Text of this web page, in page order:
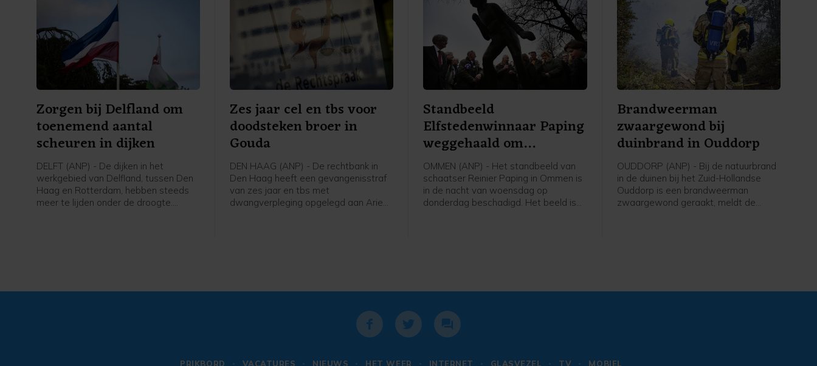
Zorgen bij Delfland om
toenemend aantal
scheuren in dijken
DELFT (ANP) - De dijken in het
werkgebied van Delfland, tussen Den
Haag en Rotterdam, hebben steeds
meer te lijden onder de droogte.
Zes jaar cel en tbs voor
doodsteken broer in
Gouda
DEN HAAG (ANP) - De rechtbank in
Den Haag heeft een gevangenisstraf
van zes jaar en tbs met
dwangverpleging opgelegd aan Arie
Standbeeld
Elfstedenwinnaar Paping
weggehaald om
beschadigingen
OMMEN (ANP) - Het standbeeld van
schaatser Reinier Paping in Ommen is
in de nacht van woensdag op
donderdag beschadigd. Het beeld is
Brandweerman
zwaargewond bij
duinbrand in Ouddorp
OUDDORP (ANP) - Bij de natuurbrand
in de duinen bij het Zuid-Hollandse
Ouddorp is een brandweerman
zwaargewond geraakt, meldt de
PRIKBORD VACATURES NIEUWS HET WEER INTERNET GLASVEZEL TV MOBIEL